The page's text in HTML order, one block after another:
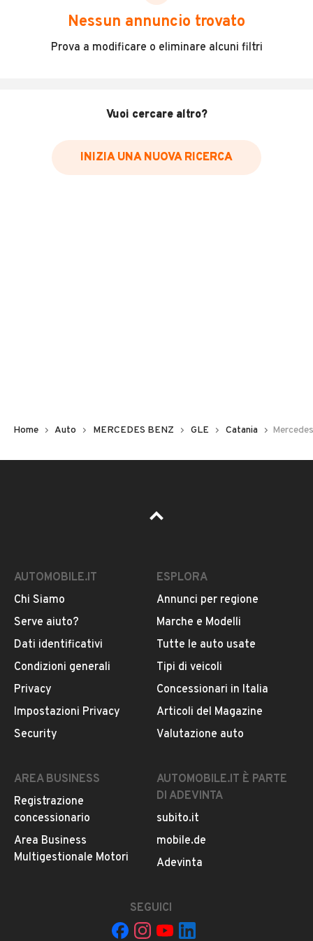
scegliere in modo trasparente e sicuro, come:
Incidenti in cui è stato coinvolto il veicolo
Data e luogo delle revisioni effettuate
Inserisci il numero di targa per verificare la disponibilità
Pubblicità
DESCRIZIONE
Pm motors
Propone questa fantastica Mercedes GLE 43 turbo unico
proprietario cilindrata 3000 biturbo benzina anno 2017
auto tenuta da amatore strafull in tutto con 252000 km
LEGGI TUTTO
INFORMAZIONI VEICOLO
Nessun annuncio trovato
Prova a modificare o eliminare alcuni filtri
Vuoi cercare altro?
INIZIA UNA NUOVA RICERCA
Home Auto MERCEDES BENZ GLE Catania
AUTOMOBILE.IT
Chi Siamo
Serve aiuto?
Dati identificativi
Condizioni generali
Privacy
Impostazioni Privacy
Security
ESPLORA
Annunci per regione
Marche e Modelli
Tutte le auto usate
Tipi di veicoli
Concessionari in Italia
Articoli del Magazine
Valutazione auto
AREA BUSINESS
Registrazione
concessionario
Area Business
Multigestionale Motori
AUTOMOBILE.IT È PARTE
DI ADEVINTA
subito.it
mobile.de
Adevinta
SEGUICI